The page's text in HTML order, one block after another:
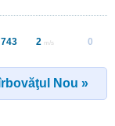
743 2 m/s 0
Nou »